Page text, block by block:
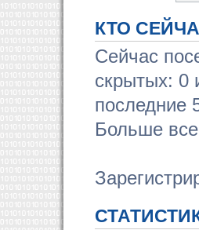
КТО
Сейчас
скрытых: 0
последние
Больше